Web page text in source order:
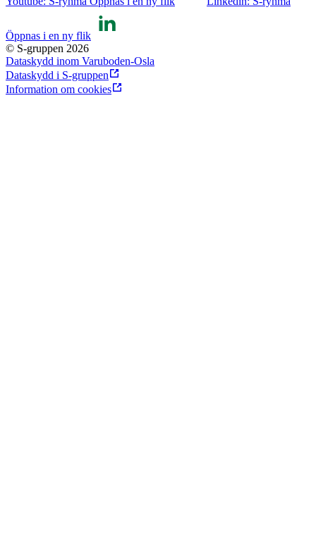
Öppnas i en ny flik
© S-gruppen 2026
Dataskydd inom Varuboden-Osla
Dataskydd i S-gruppen
Information om cookies